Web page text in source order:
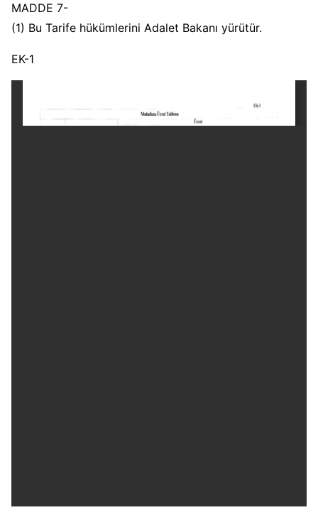
MADDE 7-
(1) Bu Tarife hükümlerini Adalet Bakanı yürütür.
EK-1